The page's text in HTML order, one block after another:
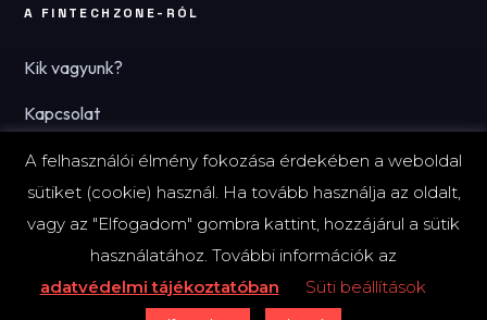
A FINTECHZONE-RÓL
Kik vagyunk?
Kapcsolat
Hírlevél
© 2026 FinTechZone.hu - A FinTech Group Kft.
Adatvédelmi tájékoztató (PDF)Süti-beállítások
A felhasználói élmény fokozása érdekében a weboldal
sütiket (cookie) használ. Ha tovább használja az oldalt,
vagy az "Elfogadom" gombra kattint, hozzájárul a sütik
használatához. További információk az
adatvédelmi tájékoztatóban
Süti beállítások